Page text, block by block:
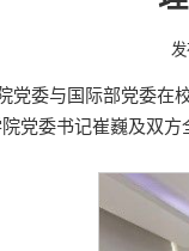
党委与国际部党委在
党委书记崔巍及双